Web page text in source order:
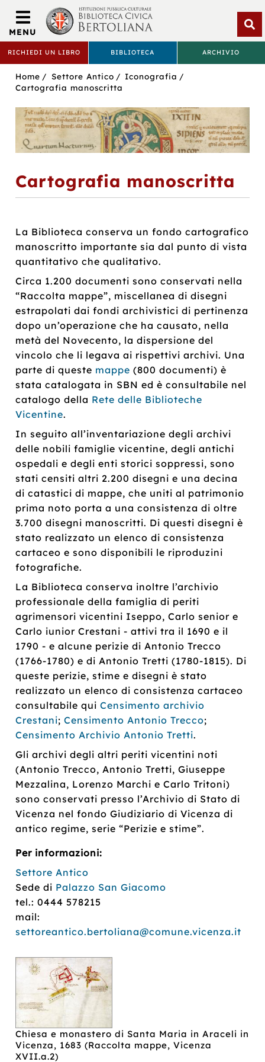
BIBLIOTECA
CIVICA
BERTOLIANA
RICHIEDI UN LIBRO BIBLIOTECA ARCHIVIO
MENU
Bertoliana
Sei
in:
Home Settore Antico
Iconografia
Cartografia manoscritta
Cartografia manoscritta
La Biblioteca conserva un fondo cartografico
manoscritto importante sia dal punto di vista
quantitativo che qualitativo.
Circa 1.200 documenti sono conservati nella
“Raccolta mappe”, miscellanea di disegni
estrapolati dai fondi archivistici di pertinenza
dopo un’operazione che ha causato, nella
metà del Novecento, la dispersione del
vincolo che li legava ai rispettivi archivi. Una
parte di queste mappe (800 documenti) è
stata catalogata in SBN ed è consultabile nel
catalogo della Rete delle Biblioteche
Vicentine.
In seguito all’inventariazione degli archivi
delle nobili famiglie vicentine, degli antichi
ospedali e degli enti storici soppressi, sono
stati censiti altri 2.200 disegni e una decina
di catastici di mappe, che uniti al patrimonio
prima noto porta a una consistenza di oltre
3.700 disegni manoscritti. Di questi disegni è
stato realizzato un elenco di consistenza
cartaceo e sono disponibili le riproduzini
fotografiche.
La Biblioteca conserva inoltre l’archivio
professionale della famiglia di periti
agrimensori vicentini Iseppo, Carlo senior e
Carlo iunior Crestani - attivi tra il 1690 e il
1790 - e alcune perizie di Antonio Trecco
(1766-1780) e di Antonio Tretti (1780-1815). Di
queste perizie, stime e disegni è stato
realizzato un elenco di consistenza cartaceo
consultabile quiCensimento archivio
Crestani;Censimento Antonio Trecco;
Censimento Archivio Antonio Tretti.
Gli archivi degli altri periti vicentini noti
(Antonio Trecco, Antonio Tretti, Giuseppe
Mezzalina, Lorenzo Marchi e Carlo Tritoni)
sono conservati presso l’Archivio di Stato di
Vicenza nel fondo Giudiziario di Vicenza di
antico regime, serie “Perizie e stime”.
Per informazioni:
Settore Antico
Sede di Palazzo San Giacomo
tel.: 0444 578215
mail:
settoreantico.bertoliana@comune.vicenza.it
Chiesa e monastero di Santa Maria in Araceli in
Vicenza, 1683 (Raccolta mappe, Vicenza
XVII.a.2)